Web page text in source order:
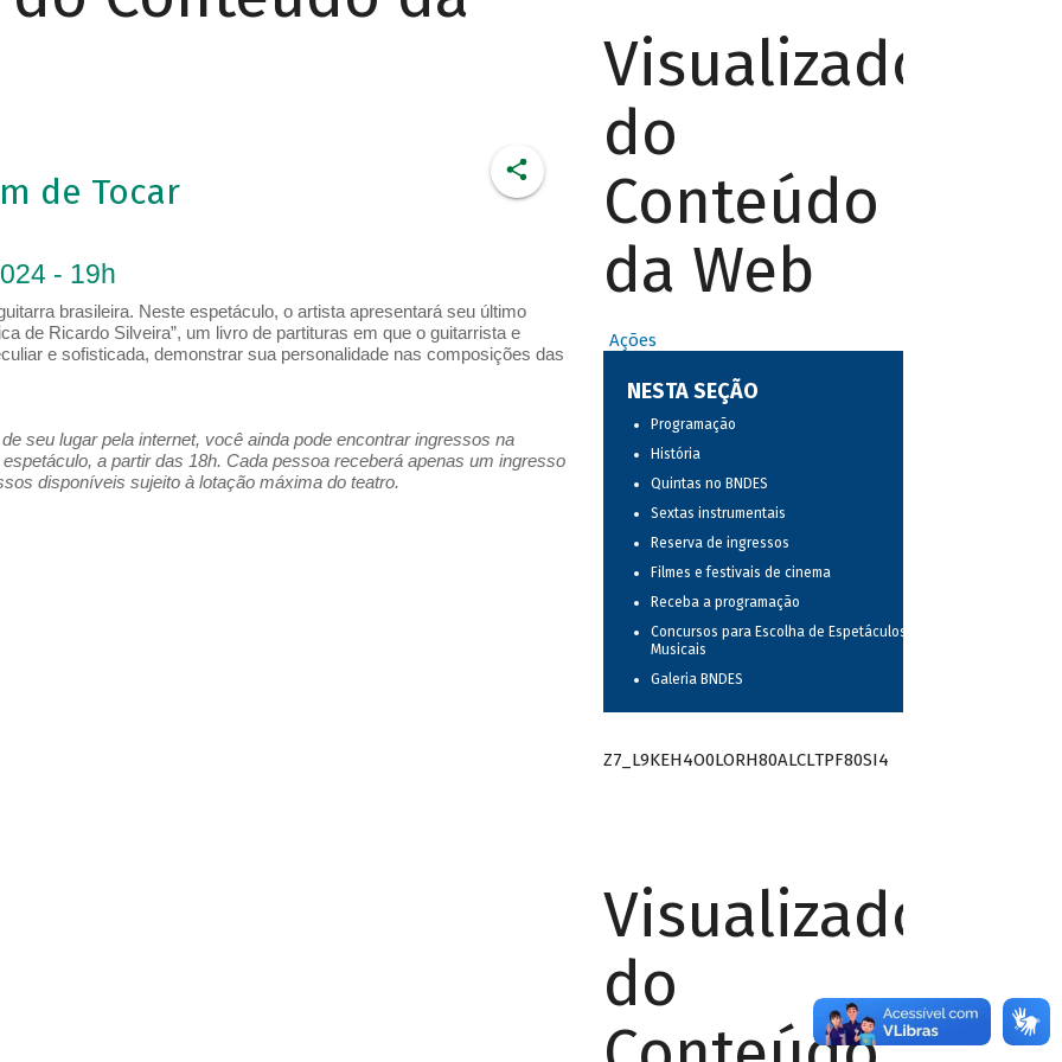
de Tocar
- 19h
brasileira. Neste espetáculo, o artista apresentará seu último
de Ricardo Silveira”, um livro de partituras em que o guitarrista e
e sofisticada, demonstrar sua personalidade nas composições das
seu lugar pela internet, você ainda pode encontrar ingressos na
a partir das 18h. Cada pessoa receberá apenas um ingresso
disponíveis sujeito à lotação máxima do teatro.
Visualizador
do
Conteúdo
da Web
Ações
NESTA SEÇÃO
Programação
História
Quintas no BNDES
Sextas instrumentais
Reserva de ingressos
Filmes e festivais de cinema
Receba a programação
Concursos para Escolha de Espetáculos
Musicais
Galeria BNDES
Z7_L9KEH4O0LORH80ALCLTPF80SI4
Visualizador
do